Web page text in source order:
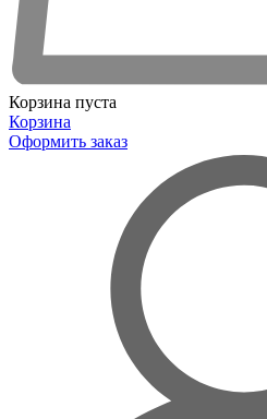
Корзина пуста
Корзина
Оформить заказ